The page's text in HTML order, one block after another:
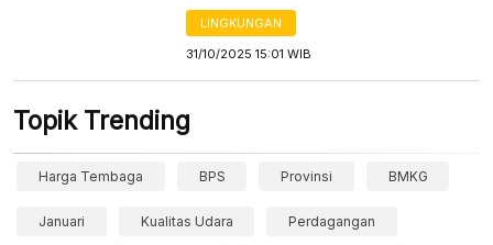
LINGKUNGAN
31/10/2025 15:01 WIB
Topik Trending
Harga Tembaga BPS Provinsi BMKG
Januari Kualitas Udara Perdagangan